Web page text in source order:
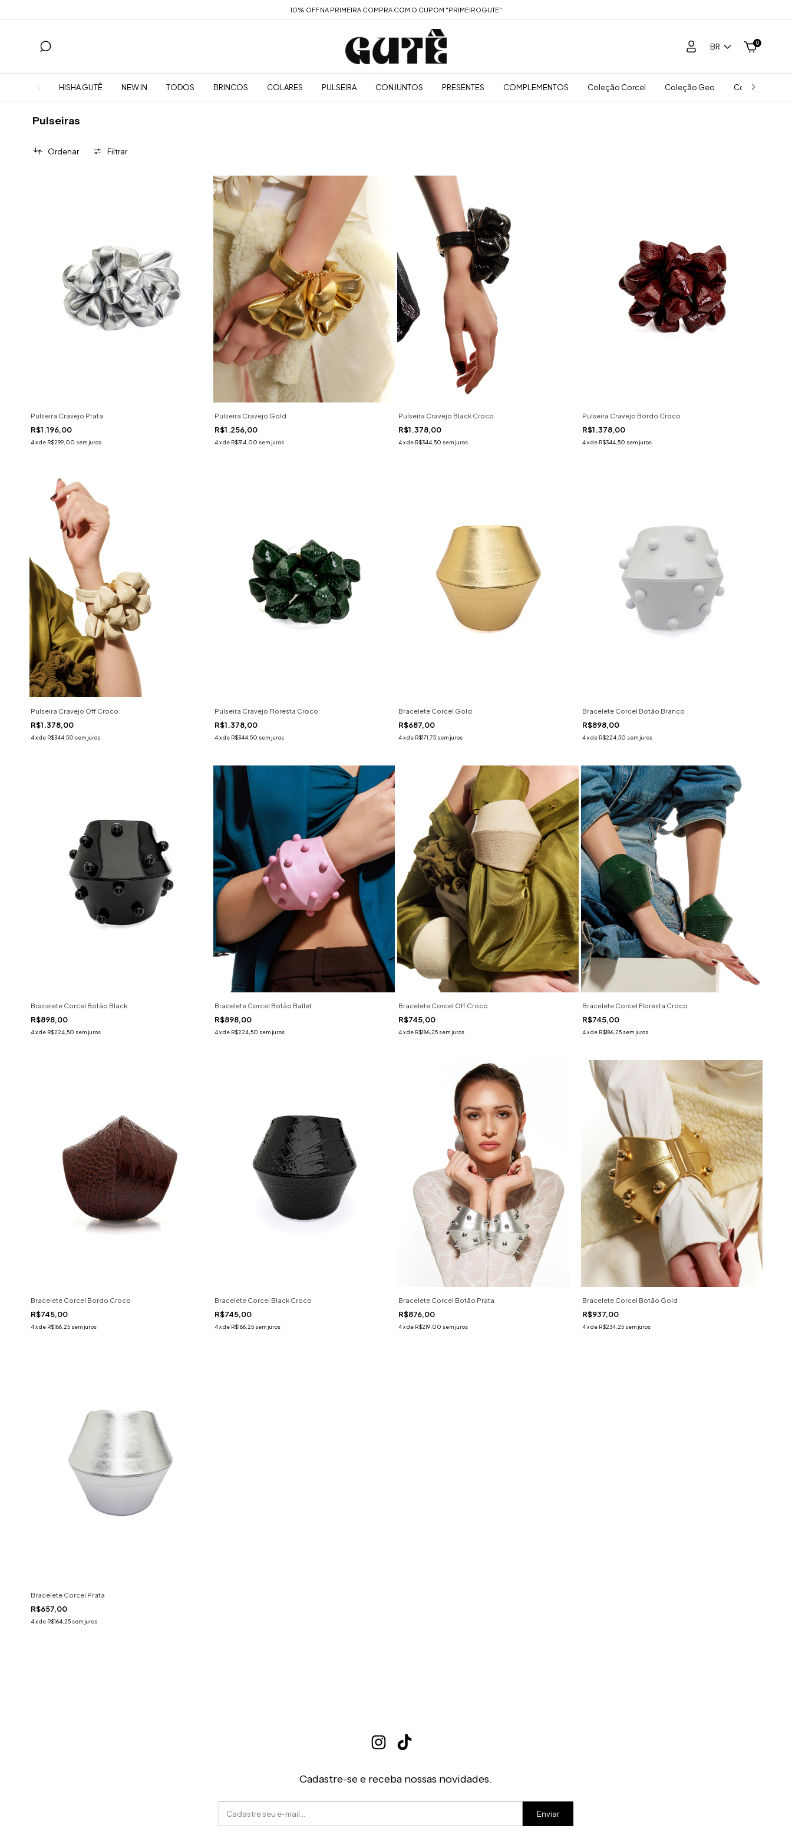
10% OFF NA PRIMEIRA COMPRA COM O CUPOM "PRIMEIROGUTE"
BR 0
HISHA GUTÊ NEW IN TODOS BRINCOS COLARES PULSEIRA CONJUNTOS PRESENTES COMPLEMENTOS Coleção Corcel Coleção Geo Coleção Mist
Pulseiras
Ordenar Filtrar
Pulseira Cravejo Prata
R$1.196,00
4xde R$299,00 sem juros
Pulseira Cravejo Gold
R$1.256,00
4xde R$314,00 sem juros
Pulseira Cravejo Black Croco
R$1.378,00
4xde R$344,50 sem juros
Pulseira Cravejo Bordo Croco
R$1.378,00
4xde R$344,50 sem juros
Pulseira Cravejo Off Croco
R$1.378,00
4xde R$344,50 sem juros
Pulseira Cravejo Floresta Croco
R$1.378,00
4xde R$344,50 sem juros
Bracelete Corcel Gold
R$687,00
4xde R$171,75 sem juros
Bracelete Corcel Botão Branco
R$898,00
4xde R$224,50 sem juros
Bracelete Corcel Botão Black
R$898,00
4xde R$224,50 sem juros
Bracelete Corcel Botão Ballet
R$898,00
4xde R$224,50 sem juros
Bracelete Corcel Off Croco
R$745,00
4xde R$186,25 sem juros
Bracelete Corcel Floresta Croco
R$745,00
4xde R$186,25 sem juros
Bracelete Corcel Bordo Croco
R$745,00
4xde R$186,25 sem juros
Bracelete Corcel Black Croco
R$745,00
4xde R$186,25 sem juros
Bracelete Corcel Botão Prata
R$876,00
4xde R$219,00 sem juros
Bracelete Corcel Botão Gold
R$937,00
4xde R$234,25 sem juros
Bracelete Corcel Prata
R$657,00
4xde R$164,25 sem juros
Cadastre-se e receba nossas novidades.